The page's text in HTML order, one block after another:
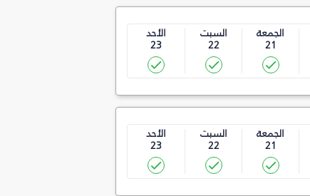
الجمعة
21
السبت
22
الأحد
23
الجمعة
21
السبت
22
الأحد
23